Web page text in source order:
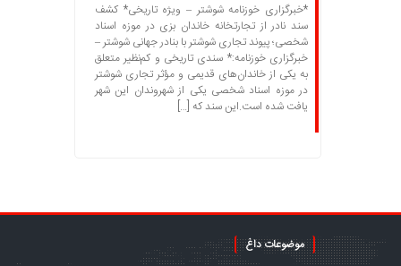
*خبرگزاری خوزنامه شوشتر – ویژه تاریخی* کشف
سند نادر از تجارتخانه خاندان بزی در موزه اسناد
شخصی؛ پیوند تجاری شوشتر با بنادر جهانی شوشتر –
خبرگزاری خوزنامه:* سندی تاریخی و کم‌نظیر متعلق
به یکی از خاندان‌های قدیمی و مؤثر تجاری شوشتر
در موزه اسناد شخصی یکی از شهروندان این شهر
یافت شده است.این سند که […]
موضوعات داغ